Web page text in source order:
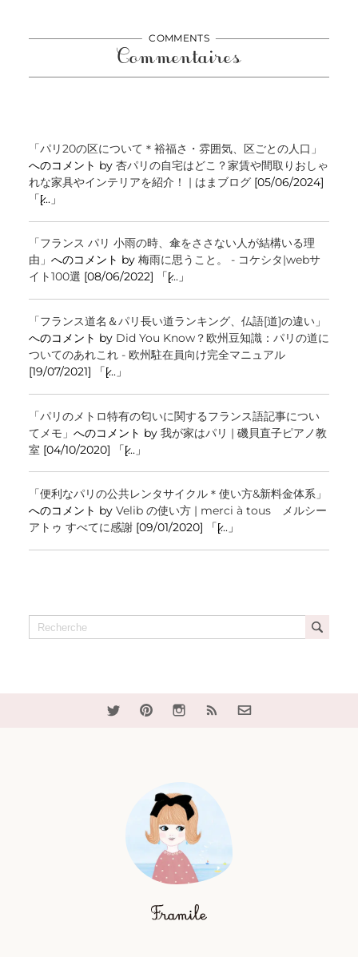
COMMENTS
Commentaires
「パリ20の区について＊裕福さ・雰囲気、区ごとの人口」
へのコメント by 杏パリの自宅はどこ？家賃や間取りおしゃ
れな家具やインテリアを紹介！ | はまブログ[05/06/2024]
「[̷...」
「フランス パリ 小雨の時、傘をささない人が結構いる理
由」 へのコメント by 梅雨に思うこと。 - コケシタ|webサ
イト100選 [08/06/2022] 「[̷...」
「フランス道名＆パリ長い道ランキング、仏語[道]の違い」
へのコメント by Did You Know？欧州豆知識：パリの道に
ついてのあれこれ - 欧州駐在員向け完全マニュアル
[19/07/2021] 「[̷...」
「パリのメトロ特有の匂いに関するフランス語記事につい
てメモ」 へのコメント by 我が家はパリ | 磯貝直子ピアノ教
室 [04/10/2020] 「[̷...」
「便利なパリの公共レンタサイクル＊使い方&新料金体系」
へのコメント by Velib の使い方 | merci à tous メルシー
アトゥ すべてに感謝[09/01/2020] 「[̷...」